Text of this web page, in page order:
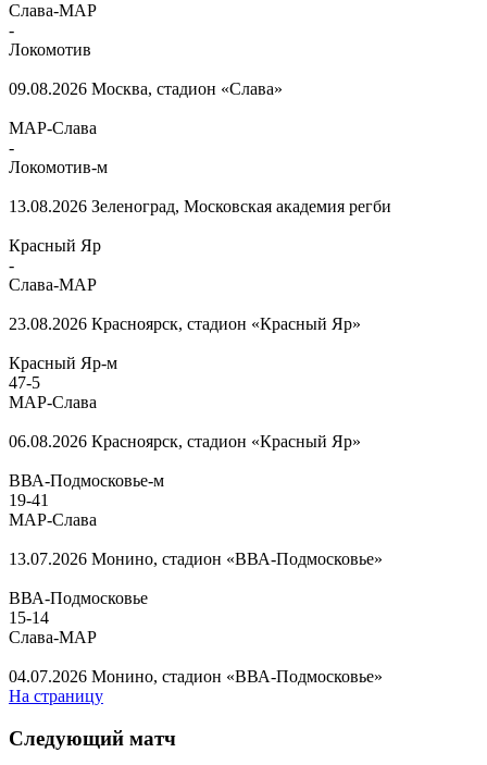
Слава-МАР
-
Локомотив
09.08.2026 Москва, стадион «Слава»
МАР-Слава
-
Локомотив-м
13.08.2026 Зеленоград, Московская академия регби
Красный Яр
-
Слава-МАР
23.08.2026 Красноярск, стадион «Красный Яр»
Красный Яр-м
47-5
МАР-Слава
06.08.2026 Красноярск, стадион «Красный Яр»
ВВА-Подмосковье-м
19-41
МАР-Слава
13.07.2026 Монино, стадион «ВВА-Подмосковье»
ВВА-Подмосковье
15-14
Слава-МАР
04.07.2026 Монино, стадион «ВВА-Подмосковье»
На страницу
Следующий матч